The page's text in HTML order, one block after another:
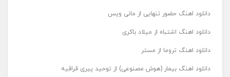
دانلود اهنگ حضور تنهایی از مانی ویس
دانلود اهنگ اشتباه از میلاد باکری
دانلود اهنگ تروما از مستر
دانلود اهنگ بیمار (هوش مصنوعی) از توحید پیری قراقیه